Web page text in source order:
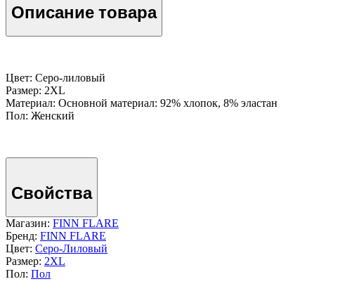
Описание товара
Цвет: Серо-лиловый
Размер: 2XL
Материал: Основной материал: 92% хлопок, 8% эластан
Пол: Женский
Свойства
Магазин: FINN FLARE
Бренд: FINN FLARE
Цвет: Серо-Лиловый
Размер: 2XL
Пол: Пол